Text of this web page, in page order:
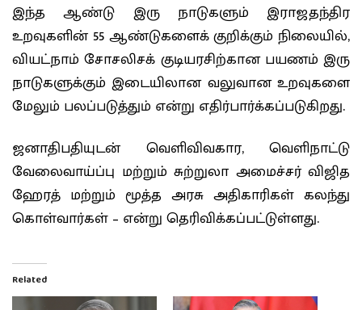
இந்த ஆண்டு இரு நாடுகளும் இராஜதந்திர
உறவுகளின் 55 ஆண்டுகளைக் குறிக்கும் நிலையில்,
வியட்நாம் சோசலிசக் குடியரசிற்கான பயணம் இரு
நாடுகளுக்கும் இடையிலான வலுவான உறவுகளை
மேலும் பலப்படுத்தும் என்று எதிர்பார்க்கப்படுகிறது.
ஜனாதிபதியுடன் வெளிவிவகார, வெளிநாட்டு
வேலைவாய்ப்பு மற்றும் சுற்றுலா அமைச்சர் விஜித
ஹேரத் மற்றும் மூத்த அரசு அதிகாரிகள் கலந்து
கொள்வார்கள் – என்று தெரிவிக்கப்பட்டுள்ளது.
Related